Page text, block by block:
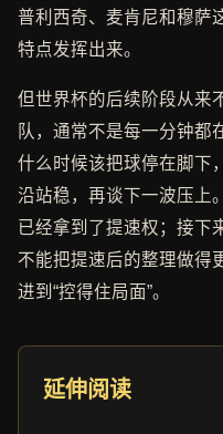
普利西奇、麦肯尼和穆萨
特点发挥出来。
但世界杯的后续阶段从来
队，通常不是每一分钟都
什么时候该把球停在脚下
沿站稳，再谈下一波压上
已经拿到了提速权；接下
不能把提速后的整理做得
进到“控得住局面”。
延伸阅读